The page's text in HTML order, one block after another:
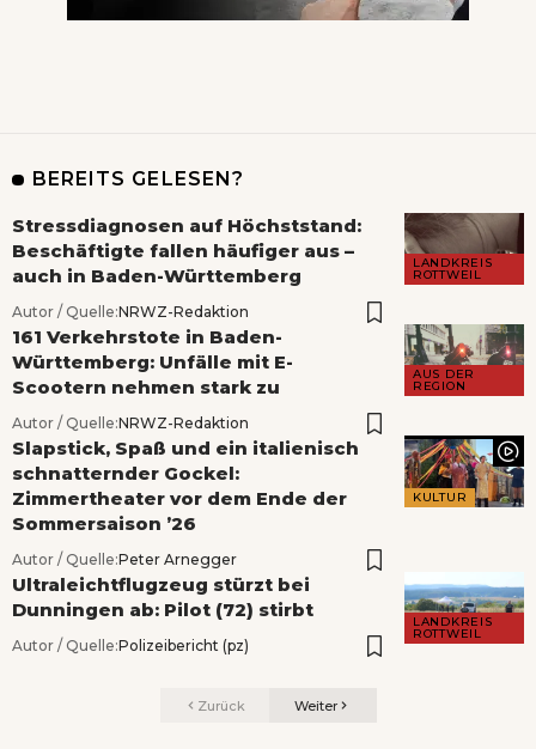
BEREITS GELESEN?
LANDKREIS
ROTTWEIL
Stressdiagnosen auf Höchststand:
Beschäftigte fallen häufiger aus –
auch in Baden-Württemberg
Autor / Quelle:NRWZ-Redaktion
AUS DER
REGION
161 Verkehrstote in Baden-
Württemberg: Unfälle mit E-
Scootern nehmen stark zu
Autor / Quelle:NRWZ-Redaktion
KULTUR
Slapstick, Spaß und ein italienisch
schnatternder Gockel:
Zimmertheater vor dem Ende der
Sommersaison ’26
Autor / Quelle:Peter Arnegger
LANDKREIS
ROTTWEIL
Ultraleichtflugzeug stürzt bei
Dunningen ab: Pilot (72) stirbt
Autor / Quelle:Polizeibericht (pz)
Zurück Weiter